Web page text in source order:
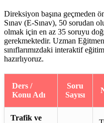
Direksiyon başına geçmeden
Sınav (E-Sınav), 50 sorudan
olmak için en az 35 soruyu
gerekmektedir. Uzman
sınıflarımızdaki interaktif
hazırlıyoruz.
Ders /
Konu Adı
Soru
Sayısı
Trafik ve